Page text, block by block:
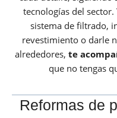
tecnologías del sector.
sistema de filtrado,
revestimiento o darle
alrededores, te
que no tengas
Reformas de